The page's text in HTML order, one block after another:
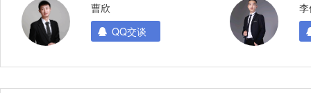
曹欣
QQ交谈